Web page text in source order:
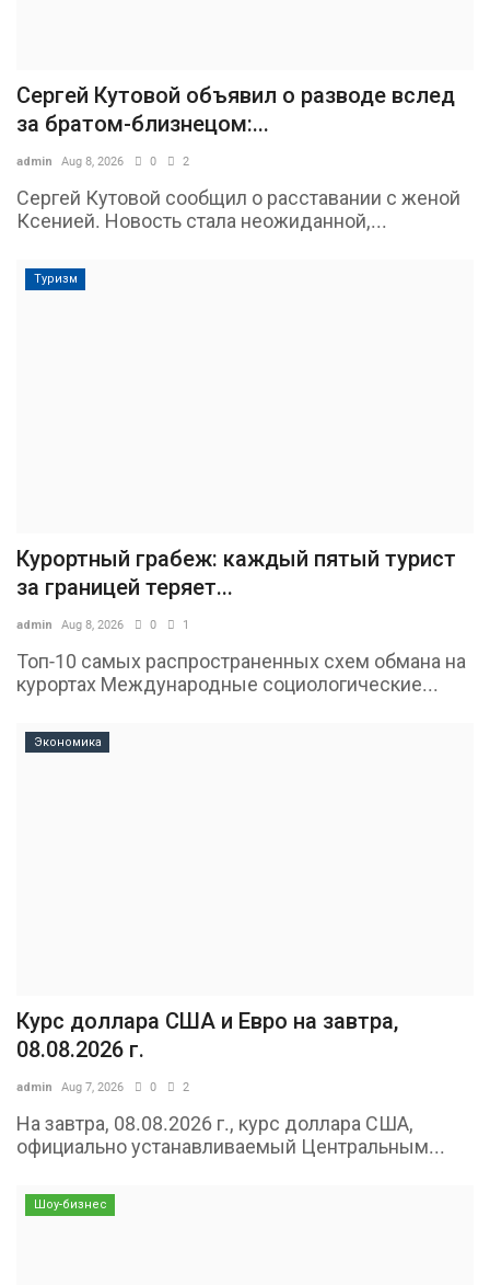
Сергей Кутовой объявил о разводе вслед
за братом-близнецом:...
admin Aug 8, 2026 0 2
Сергей Кутовой сообщил о расставании с женой
Ксенией. Новость стала неожиданной,...
Туризм
Курортный грабеж: каждый пятый турист
за границей теряет...
admin Aug 8, 2026 0 1
Топ-10 самых распространенных схем обмана на
курортах Международные социологические...
Экономика
Курс доллара США и Евро на завтра,
08.08.2026 г.
admin Aug 7, 2026 0 2
На завтра, 08.08.2026 г., курс доллара США,
официально устанавливаемый Центральным...
Шоу-бизнес